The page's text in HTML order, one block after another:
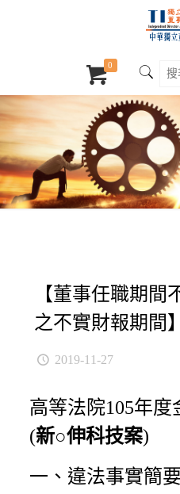
0
【董事任職期間
之不實財報期間】
2019-11-27
高等法院105年度
(新○伸科技案)
一、違法事實簡要